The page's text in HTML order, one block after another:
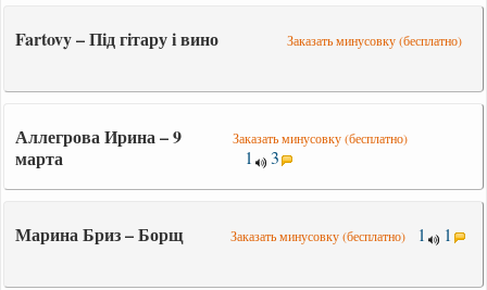
Fartovy – Під гітару і вино Заказать минусовку (бесплатно)
Аллегрова Ирина – 9
марта
Заказать минусовку (бесплатно)
1 3
Марина Бриз – Борщ Заказать минусовку (бесплатно) 1 1